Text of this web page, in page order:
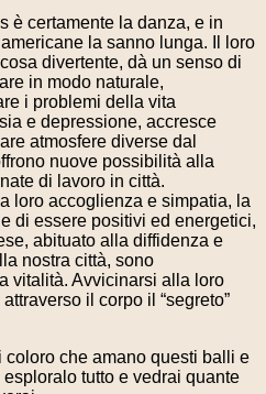
è certamente la danza, e in
la sanno lunga. Il loro
divertente, dà un senso di
in modo naturale,
i problemi della vita
e depressione, accresce
atmosfere diverse dal
nuove possibilità alla
di lavoro in città.
loro accoglienza e simpatia, la
di essere positivi ed energetici,
abituato alla diffidenza e
nostra città, sono
vitalità. Avvicinarsi alla loro
il corpo il “segreto”
coloro che amano questi balli e
tutto e vedrai quante